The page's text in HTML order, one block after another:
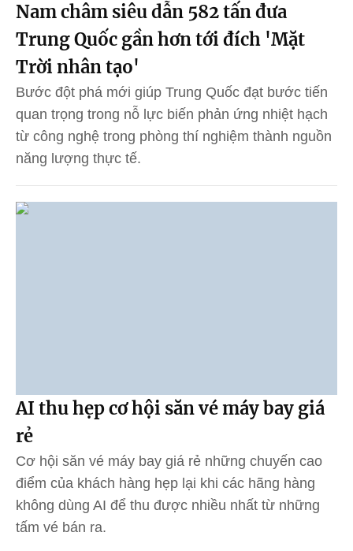
Nam châm siêu dẫn 582 tấn đưa
Trung Quốc gần hơn tới đích 'Mặt
Trời nhân tạo'
Bước đột phá mới giúp Trung Quốc đạt bước tiến
quan trọng trong nỗ lực biến phản ứng nhiệt hạch
từ công nghệ trong phòng thí nghiệm thành nguồn
năng lượng thực tế.
AI thu hẹp cơ hội săn vé máy bay giá
rẻ
Cơ hội săn vé máy bay giá rẻ những chuyến cao
điểm của khách hàng hẹp lại khi các hãng hàng
không dùng AI để thu được nhiều nhất từ những
tấm vé bán ra.